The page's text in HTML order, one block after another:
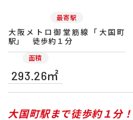
最寄駅
大阪メトロ御堂筋線「大国町
駅」 徒歩約１分
面積
293.26㎡
大国町駅まで徒歩約１分